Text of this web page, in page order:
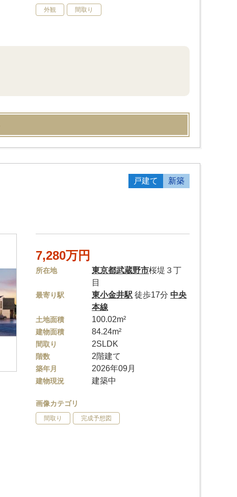
外観 間取り
戸建て 新築
7,280万円
所在地 東京都武蔵野市桜堤３丁
目
最寄り駅 東小金井駅 徒歩17分 中央
本線
土地面積 100.02m²
建物面積 84.24m²
間取り 2SLDK
階数 2階建て
築年月 2026年09月
建物現況 建築中
画像カテゴリ
間取り 完成予想図